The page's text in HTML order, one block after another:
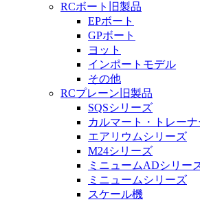
RCボート旧製品
EPボート
GPボート
ヨット
インポートモデル
その他
RCプレーン旧製品
SQSシリーズ
カルマート・トレーナ
エアリウムシリーズ
M24シリーズ
ミニュームADシリー
ミニュームシリーズ
スケール機